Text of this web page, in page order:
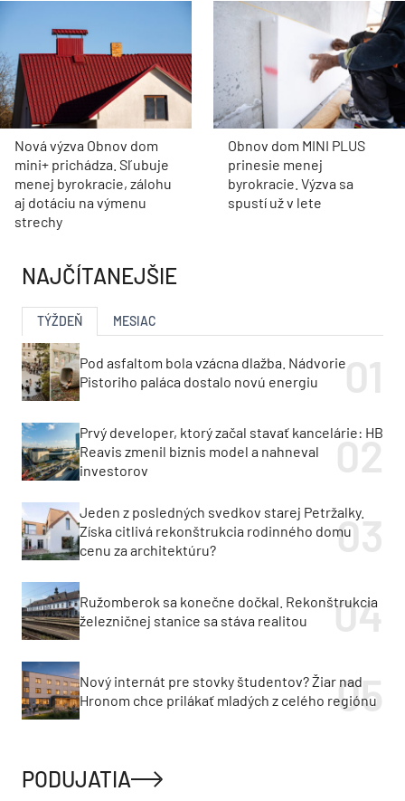
Nová výzva Obnov dom
mini+ prichádza. Sľubuje
menej byrokracie, zálohu
aj dotáciu na výmenu
strechy
Obnov dom MINI PLUS
prinesie menej
byrokracie. Výzva sa
spustí už v lete
NAJČÍTANEJŠIE
TÝŽDEŇ MESIAC
Pod asfaltom bola vzácna dlažba. Nádvorie
Pistoriho paláca dostalo novú energiu
Prvý developer, ktorý začal stavať kancelárie: HB
Reavis zmenil biznis model a nahneval
investorov
Jeden z posledných svedkov starej Petržalky.
Získa citlivá rekonštrukcia rodinného domu
cenu za architektúru?
Ružomberok sa konečne dočkal. Rekonštrukcia
železničnej stanice sa stáva realitou
Nový internát pre stovky študentov? Žiar nad
Hronom chce prilákať mladých z celého regiónu
PODUJATIA